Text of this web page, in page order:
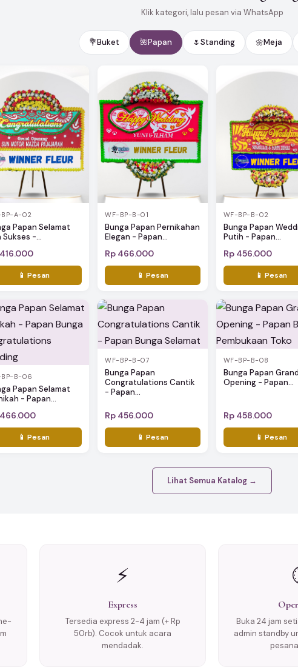
Klik kategori, lalu pesan via WhatsApp
💐Buket 🌺Papan 🌷Standing 🌼Meja
BP-A-02
Papan Selamat
Sukses -...
📱 Pesan
WF-BP-B-01
Bunga Papan Pernikahan
Elegan - Papan...
Rp 466.000
📱 Pesan
WF-BP-B-02
Bunga Papan
Putih - Papan...
Rp 456.000
📱 Pesan
BP-B-06
Papan Selamat
- Papan...
📱 Pesan
WF-BP-B-07
Bunga Papan
Congratulations Cantik
- Papan...
Rp 456.000
📱 Pesan
WF-BP-B-08
Bunga Papan Grand
Opening - Papan...
Rp 458.000
📱 Pesan
Lihat Semua Katalog →
⚡
Express
Tersedia express 2-4 jam (+ Rp
50rb). Cocok untuk acara
mendadak.
Buka 24 jam
admin standby